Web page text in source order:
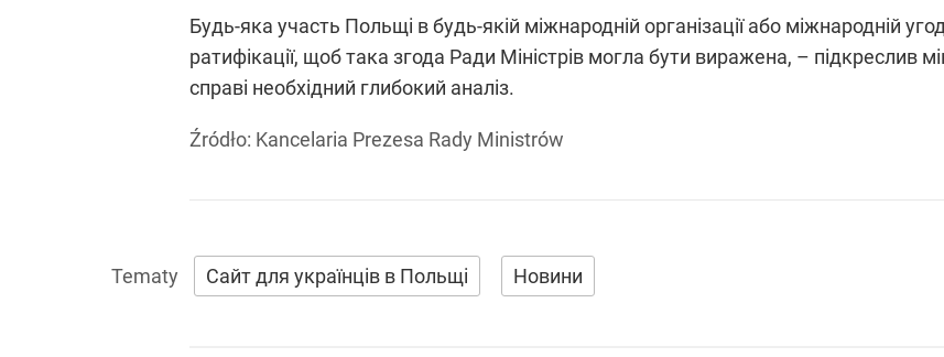
Будь-яка участь Польщі в будь-якій міжнародній організації або міжнародній
ратифікації, щоб така згода Ради Міністрів могла бути виражена, – підкреслив
справі необхідний глибокий аналіз.
Źródło: Kancelaria Prezesa Rady Ministrów
Сайт для українців в Польщі Новини